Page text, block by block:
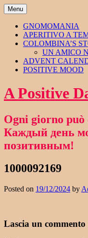
Skip
to
content
Menu
GNOMOMANIA
APERITIVO A
COLOMBINA’S
UN AMICO
ADVENT
POSITIVE MOOD
A Positive
Ogni giorno
Каждый день
позитивным!
1000092169
Posted on 19/12/2024 by
Lascia un commento